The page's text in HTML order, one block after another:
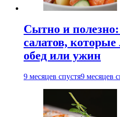
Сытно и
салатов, которые
обед или ужин
9 месяцев спустя9 месяцев